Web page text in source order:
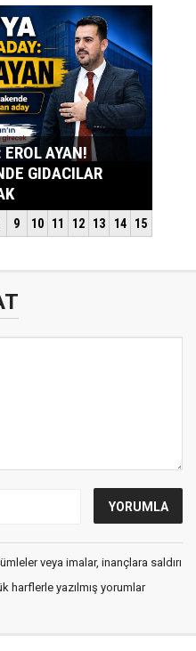
veya imalar, inançlara saldırı
harflerle yazılmış yorumlar